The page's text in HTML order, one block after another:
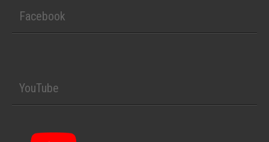
Facebook
YouTube